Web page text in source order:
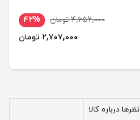
۴,۶۵۲,۰۰۰ تومان
۴۲%
۲,۷۰۷,۰۰۰ تومان
نظرها درباره کالا